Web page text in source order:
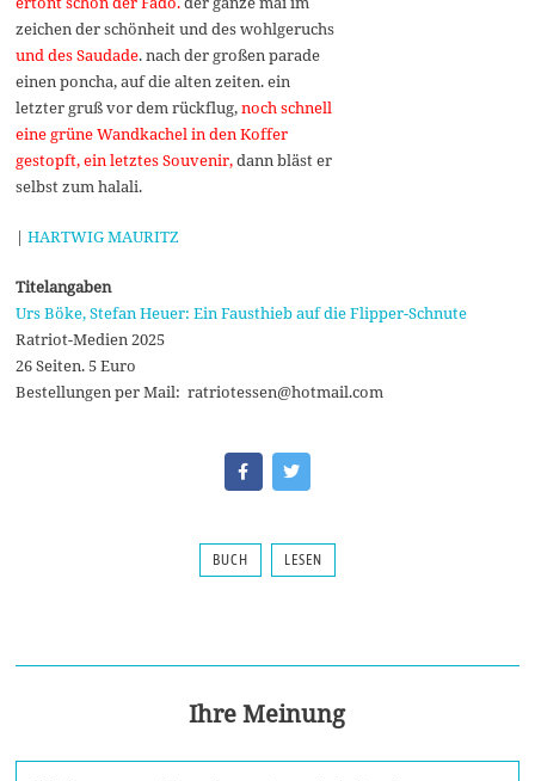
zeichen der schönheit und des wohlgeruchs
und des Saudade. nach der großen parade
einen poncha, auf die alten zeiten. ein
letzter gruß vor dem rückflug,noch schnell
eine grüne Wandkachel in den Koffer
gestopft, ein letztes Souvenir,dann bläst er
selbst zum halali.
|HARTWIG MAURITZ
Titelangaben
Urs Böke, Stefan Heuer: Ein Fausthieb auf die Flipper-Schnute
Ratriot-Medien 2025
26 Seiten. 5 Euro
Bestellungen per Mail: ratriotessen@hotmail.com
BUCH LESEN
Ihre Meinung